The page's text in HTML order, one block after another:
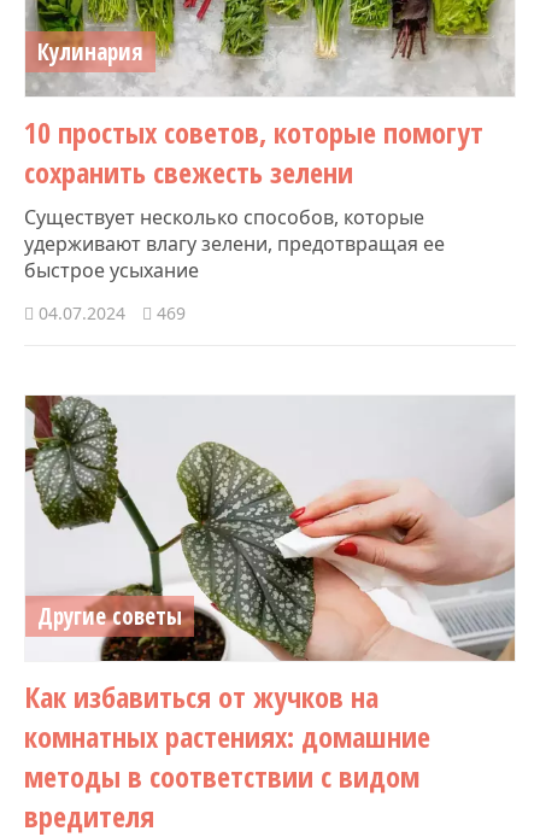
Кулинария
10 простых советов, которые помогут
сохранить свежесть зелени
Существует несколько способов, которые
удерживают влагу зелени, предотвращая ее
быстрое усыхание
04.07.2024 469
Другие советы
Как избавиться от жучков на
комнатных растениях: домашние
методы в соответствии с видом
вредителя